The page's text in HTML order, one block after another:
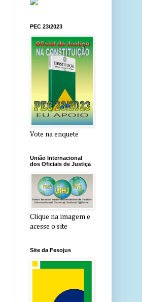
PEC 23/2023
Vote na enquete
União Internacional
dos Oficiais de Justiça
Clique na imagem e
acesse o site
Site da Fesojus